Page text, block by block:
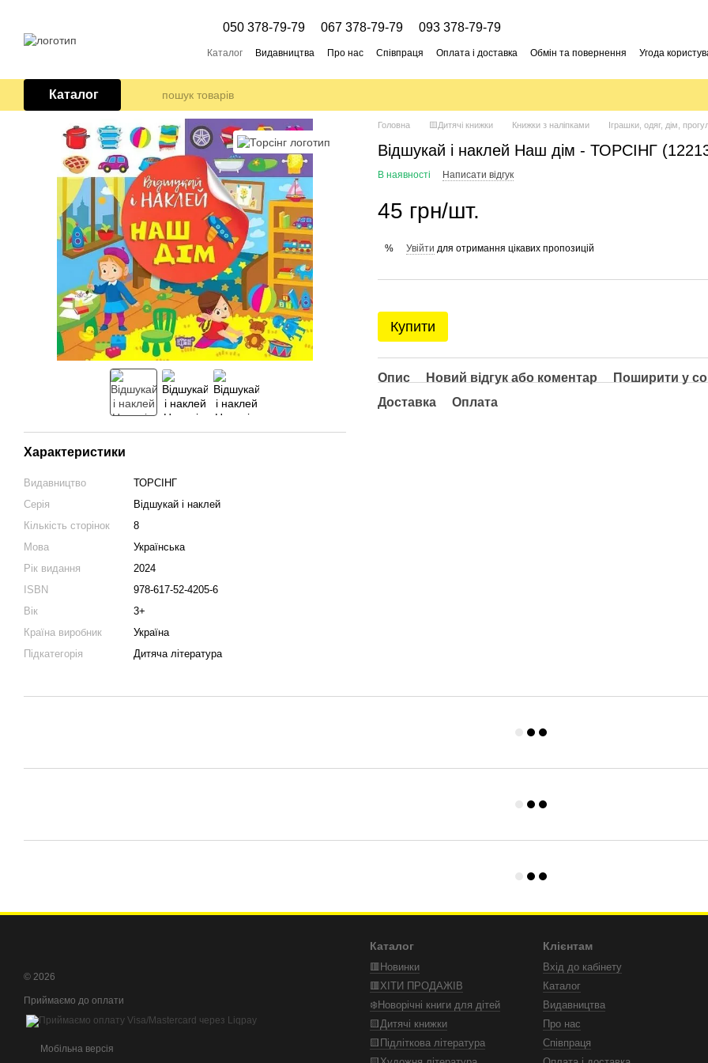
050 378-79-79 067 378-79-79 093 378-79-79
Каталог Видавництва Про нас Співпраця Оплата і доставка Обмін та повернення Угода
Каталог
Характеристики
Видавництво
ТОРСІНГ
Серія
Відшукай і наклей
Кількість сторінок
8
Мова
Українська
Рік видання
2024
ISBN
978-617-52-4205-6
Вік
3+
Країна виробник
Україна
Підкатегорія
Дитяча література
Головна 🟨Дитячі книжки Книжки з наліпками Іграшки, одяг, дім,
Відшукай і наклей Наш дім - ТОРСІНГ
В наявності Написати відгук
45 грн/шт.
% Увійти для отримання цікавих пропозицій
Купити
Опис Новий відгук або коментар
Поширити у
Доставка
Оплата
© 2026
Приймаємо до оплати
Мобільна версія
Каталог
🟥Новинки
🟥ХІТИ ПРОДАЖІВ
❄️Новорічні книги для дітей
🟨Дитячі книжки
🟨Підліткова література
Клієнтам
Вхід до кабінету
Каталог
Видавництва
Про нас
Співпраця